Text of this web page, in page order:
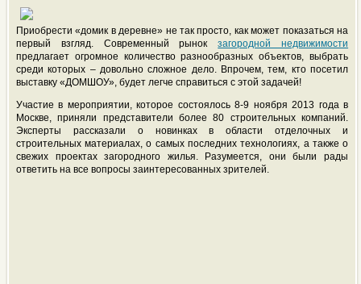
Приобрести «домик в деревне» не так просто, как может показаться на
первый взгляд. Современный рынокзагородной недвижимости
предлагает огромное количество разнообразных объектов, выбрать
среди которых – довольно сложное дело. Впрочем, тем, кто посетил
выставку «ДОМШОУ», будет легче справиться с этой задачей!
Участие в мероприятии, которое состоялось 8-9 ноября 2013 года в
Москве, приняли представители более 80 строительных компаний.
Эксперты рассказали о новинках в области отделочных и
строительных материалах, о самых последних технологиях, а также о
свежих проектах загородного жилья. Разумеется, они были рады
ответить на все вопросы заинтересованных зрителей.